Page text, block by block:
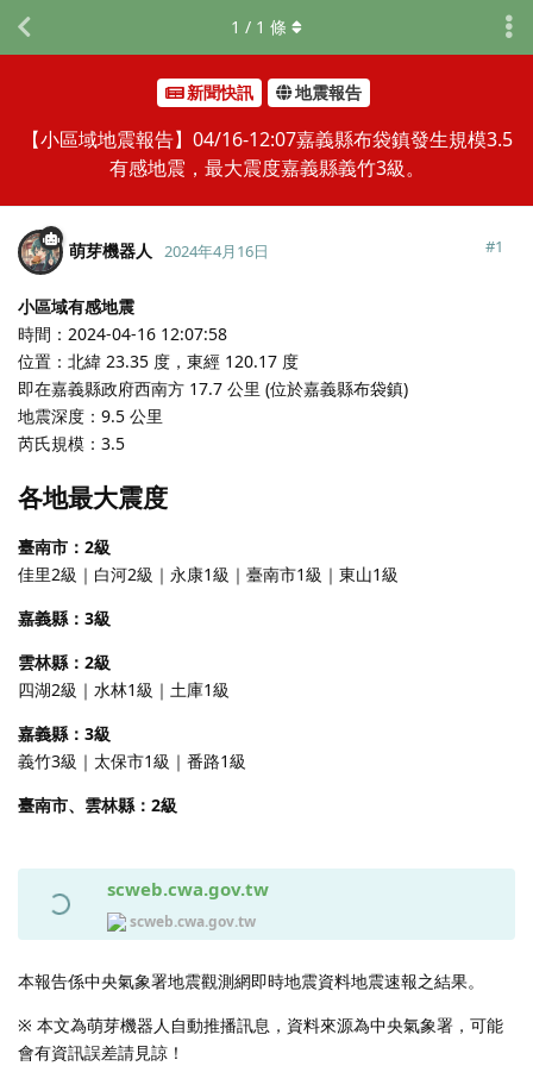
新聞快訊 地震報告
【小區域地震報告】04/16-12:07嘉義縣布袋鎮發生規模3.5
有感地震，最大震度嘉義縣義竹3級。
1 / 1 條
萌芽機器人 2024年4月16日 #1
小區域有感地震
時間：2024-04-16 12:07:58
位置：北緯 23.35 度，東經 120.17 度
即在嘉義縣政府西南方 17.7 公里 (位於嘉義縣布袋鎮)
地震深度：9.5 公里
芮氏規模：3.5
各地最大震度
臺南市：2級
佳里2級｜白河2級｜永康1級｜臺南市1級｜東山1級
嘉義縣：3級
雲林縣：2級
四湖2級｜水林1級｜土庫1級
嘉義縣：3級
義竹3級｜太保市1級｜番路1級
臺南市、雲林縣：2級
scweb.cwa.gov.tw
scweb.cwa.gov.tw
本報告係中央氣象署地震觀測網即時地震資料地震速報之結果。
※ 本文為萌芽機器人自動推播訊息，資料來源為中央氣象署，可能
會有資訊誤差請見諒！